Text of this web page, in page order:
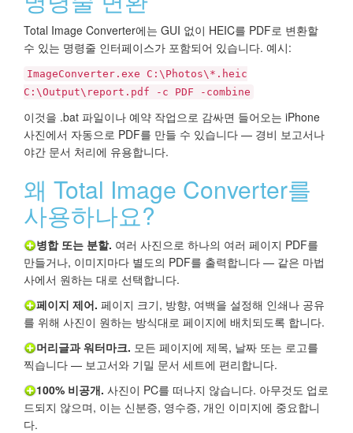
Total Image Converter에는 GUI 없이 HEIC를 PDF로 변환할
수 있는 명령줄 인터페이스가 포함되어 있습니다. 예시:
ImageConverter.exe C:\Photos\*.heic
C:\Output\report.pdf -c PDF -combine
이것을 .bat 파일이나 예약 작업으로 감싸면 들어오는 iPhone
사진에서 자동으로 PDF를 만들 수 있습니다 — 경비 보고서나
야간 문서 처리에 유용합니다.
왜 Total Image Converter를
사용하나요?
병합 또는 분할. 여러 사진으로 하나의 여러 페이지 PDF를
만들거나, 이미지마다 별도의 PDF를 출력합니다 — 같은 마법
사에서 원하는 대로 선택합니다.
페이지 제어. 페이지 크기, 방향, 여백을 설정해 인쇄나 공유
를 위해 사진이 원하는 방식대로 페이지에 배치되도록 합니다.
머리글과 워터마크. 모든 페이지에 제목, 날짜 또는 로고를
찍습니다 — 보고서와 기밀 문서 세트에 편리합니다.
100% 비공개. 사진이 PC를 떠나지 않습니다. 아무것도 업로
드되지 않으며, 이는 신분증, 영수증, 개인 이미지에 중요합니
다.